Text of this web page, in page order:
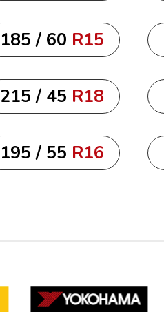
185 / 60 R15
215 / 45 R18
195 / 55 R16